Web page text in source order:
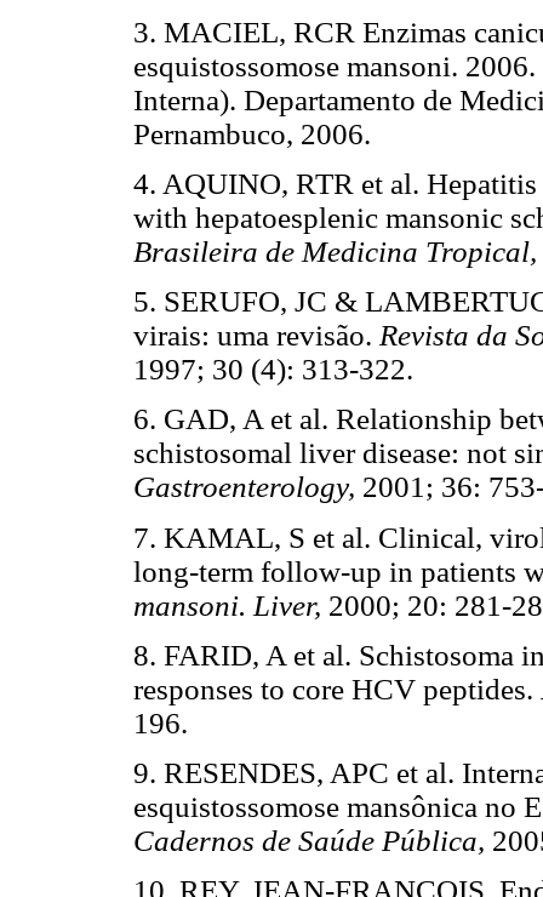
3. MACIEL, RCR Enzimas
esquistossomose mansoni.
Interna). Departamento de
Pernambuco, 2006.
4. AQUINO, RTR et al.
with hepatoesplenic mansonic
Brasileira de Medicina Tropical,
5. SERUFO, JC &
virais: uma revisão. Revista da
1997; 30 (4): 313-322.
6. GAD, A et al. Relationship
schistosomal liver disease: not
Gastroenterology, 2001; 36:
7. KAMAL, S et al. Clinical,
long-term follow-up in patients
mansoni. Liver, 2000; 20: 281-
8. FARID, A et al. Schistosoma
responses to core HCV peptides.
196.
9. RESENDES, APC et al.
esquistossomose mansônica no
Cadernos de Saúde Pública,